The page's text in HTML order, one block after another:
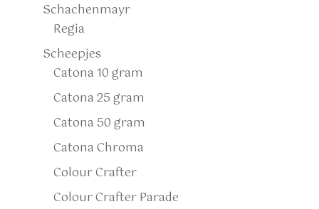
Schachenmayr
Regia
Scheepjes
Catona 10 gram
Catona 25 gram
Catona 50 gram
Catona Chroma
Colour Crafter
Colour Crafter Parade